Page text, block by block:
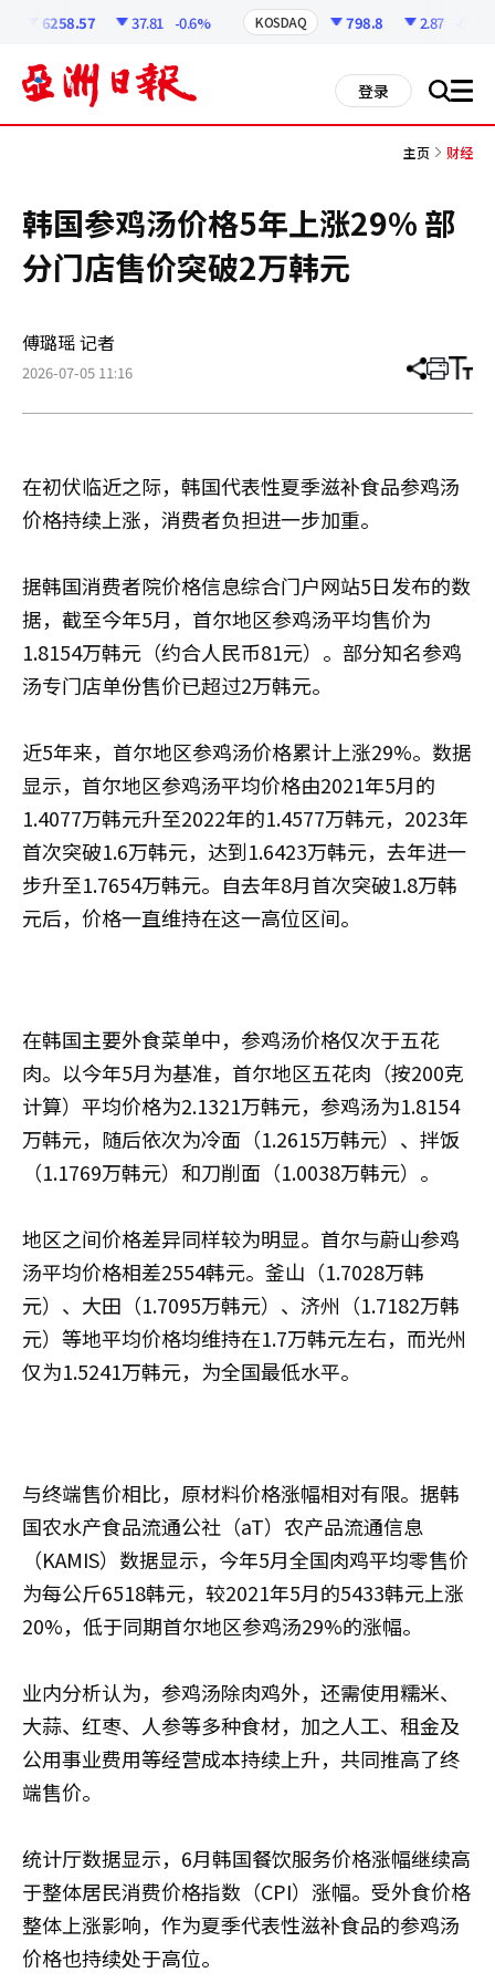
6258.57 37.81 -0.6% KOSDAQ 798.8 2.87
登录 搜 all
主页 财经
韩国参鸡汤价格5年上涨29% 部
分门店售价突破2万韩元
傅璐瑶 记者
2026-07-05 11:16 分
章
打 调
小
在初伏临近之际，韩国代表性夏季滋补食品参鸡汤
价格持续上涨，消费者负担进一步加重。
据韩国消费者院价格信息综合门户网站5日发布的数
据，截至今年5月，首尔地区参鸡汤平均售价为
1.8154万韩元（约合人民币81元）。部分知名参鸡
汤专门店单份售价已超过2万韩元。
近5年来，首尔地区参鸡汤价格累计上涨29%。数据
显示，首尔地区参鸡汤平均价格由2021年5月的
1.4077万韩元升至2022年的1.4577万韩元，2023年
首次突破1.6万韩元，达到1.6423万韩元，去年进一
步升至1.7654万韩元。自去年8月首次突破1.8万韩
元后，价格一直维持在这一高位区间。
在韩国主要外食菜单中，参鸡汤价格仅次于五花
肉。以今年5月为基准，首尔地区五花肉（按200克
计算）平均价格为2.1321万韩元，参鸡汤为1.8154
万韩元，随后依次为冷面（1.2615万韩元）、拌饭
（1.1769万韩元）和刀削面（1.0038万韩元）。
地区之间价格差异同样较为明显。首尔与蔚山参鸡
汤平均价格相差2554韩元。釜山（1.7028万韩
元）、大田（1.7095万韩元）、济州（1.7182万韩
元）等地平均价格均维持在1.7万韩元左右，而光州
仅为1.5241万韩元，为全国最低水平。
与终端售价相比，原材料价格涨幅相对有限。据韩
国农水产食品流通公社（aT）农产品流通信息
（KAMIS）数据显示，今年5月全国肉鸡平均零售价
为每公斤6518韩元，较2021年5月的5433韩元上涨
20%，低于同期首尔地区参鸡汤29%的涨幅。
业内分析认为，参鸡汤除肉鸡外，还需使用糯米、
大蒜、红枣、人参等多种食材，加之人工、租金及
公用事业费用等经营成本持续上升，共同推高了终
端售价。
统计厅数据显示，6月韩国餐饮服务价格涨幅继续高
于整体居民消费价格指数（CPI）涨幅。受外食价格
整体上涨影响，作为夏季代表性滋补食品的参鸡汤
价格也持续处于高位。